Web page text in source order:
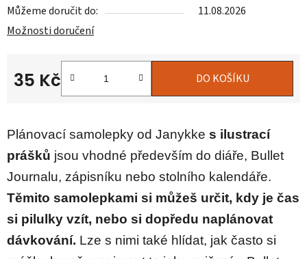
Můžeme doručit do:
11.08.2026
Možnosti doručení
35 Kč
Měrná cena:
DO KOŠÍKU
Plánovací samolepky od Janykke s ilustrací
prášků jsou vhodné především do diáře, Bullet
Journalu, zápisníku nebo stolního kalendáře.
Těmito samolepkami si můžeš určit, kdy je čas
si pilulky vzít, nebo si dopředu naplánovat
dávkování. Lze s nimi také hlídat, jak často si